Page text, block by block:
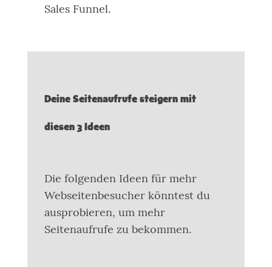
Sales Funnel.
Deine Seitenaufrufe steigern mit
diesen 3 Ideen
Die folgenden Ideen für mehr
Webseitenbesucher könntest du
ausprobieren, um mehr
Seitenaufrufe zu bekommen.